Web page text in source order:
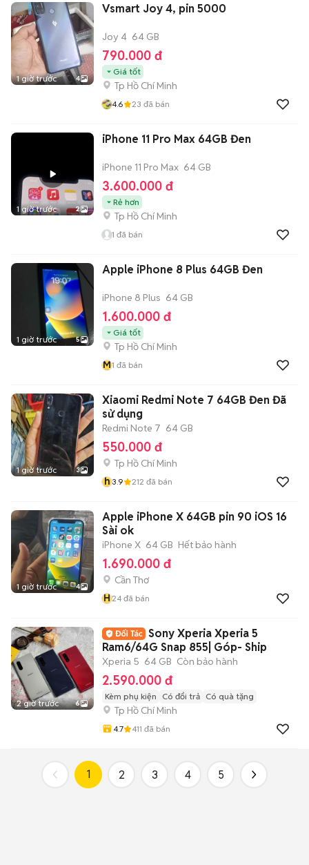
1 giờ trước 4
Vsmart Joy 4, pin 5000
Joy 4 64 GB
790.000 đ
Giá tốt
Tp Hồ Chí Minh
4.6 23 đã bán
1 giờ trước 2
iPhone 11 Pro Max 64GB Đen
iPhone 11 Pro Max 64 GB
3.600.000 đ
Rẻ hơn
Tp Hồ Chí Minh
1 đã bán
1 giờ trước 5
Apple iPhone 8 Plus 64GB Đen
iPhone 8 Plus 64 GB
1.600.000 đ
Giá tốt
Tp Hồ Chí Minh
M1 đã bán
1 giờ trước 3
Xiaomi Redmi Note 7 64GB Đen Đã
sử dụng
Redmi Note 7 64 GB
550.000 đ
Tp Hồ Chí Minh
h3.9 212 đã bán
1 giờ trước 4
Apple iPhone X 64GB pin 90 iOS 16
Sài ok
iPhone X 64 GB Hết bảo hành
1.690.000 đ
Cần Thơ
H24 đã bán
2 giờ trước 6
Sony Xperia Xperia 5
Ram6/64G Snap 855| Góp- Ship
Xperia 5 64 GB Còn bảo hành
2.590.000 đ
Kèm phụ kiện Có đổi trả Có quà tặng
Tp Hồ Chí Minh
4.7 411 đã bán
1 2 3 4 5